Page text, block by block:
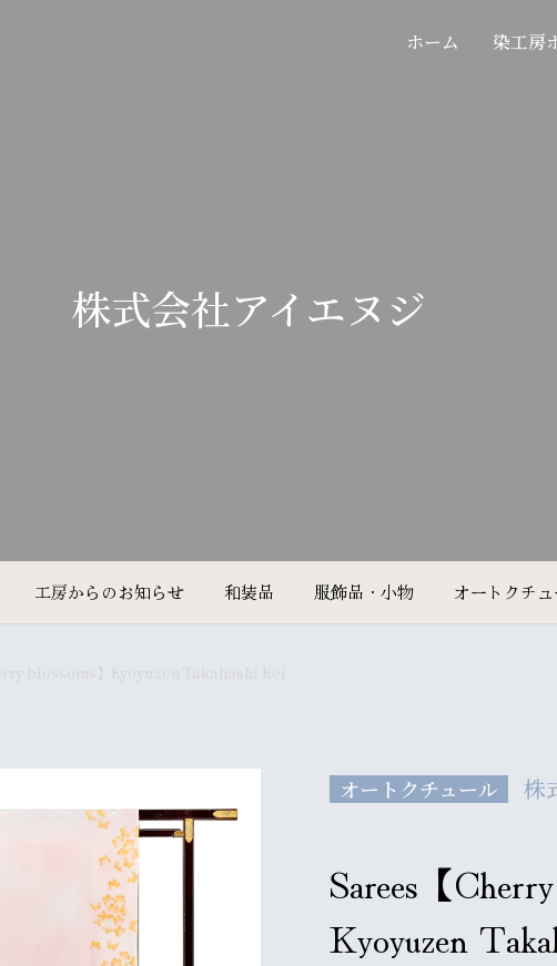
ホーム 染工房
株式会社アイエヌジ
工房からのお知らせ 和装品 服飾品・小物 オートクチ
オートクチュール 株
Sarees【Cherry
Kyoyuzen